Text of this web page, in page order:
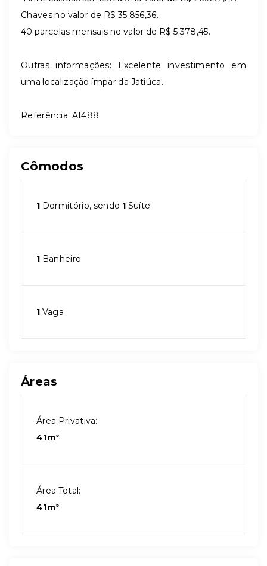
Chaves no valor de R$ 35.856,36.
40 parcelas mensais no valor de R$ 5.378,45.
Outras informações: Excelente investimento em
uma localização ímpar da Jatiúca.
Referência: A1488.
Cômodos
1 Dormitório, sendo 1 Suíte
1 Banheiro
1 Vaga
Áreas
Área Privativa:
41m²
Área Total:
41m²